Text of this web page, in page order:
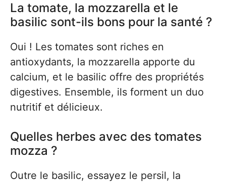
La tomate, la mozzarella et le
basilic sont-ils bons pour la santé ?
Oui ! Les tomates sont riches en
antioxydants, la mozzarella apporte du
calcium, et le basilic offre des propriétés
digestives. Ensemble, ils forment un duo
nutritif et délicieux.
Quelles herbes avec des tomates
mozza ?
Outre le basilic, essayez le persil, la